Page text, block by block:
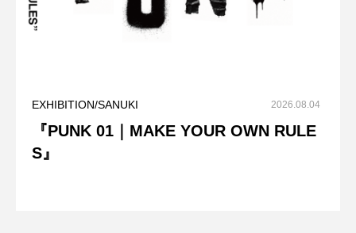
EXHIBITION/SANUKI
『PUNK 01｜MAKE YOUR OWN RULE
S』
2026.08.04